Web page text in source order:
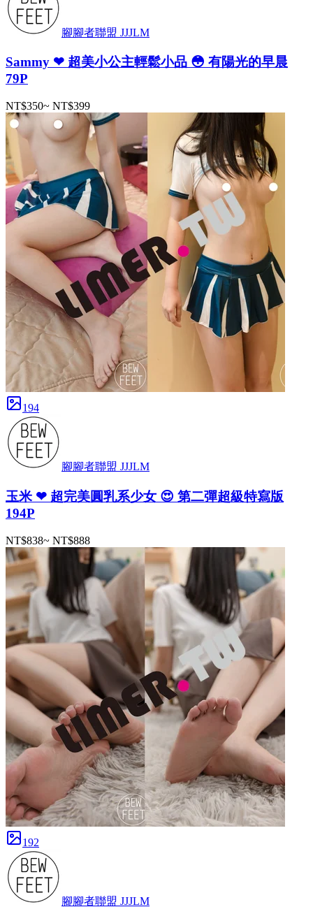
腳腳者聯盟 JJJLM
Sammy ❤ 超美小公主輕鬆小品 😳 有陽光的早晨
79P
NT$350~ NT$399
194
腳腳者聯盟 JJJLM
玉米 ❤ 超完美圓乳系少女 😍 第二彈超級特寫版
194P
NT$838~ NT$888
192
腳腳者聯盟 JJJLM